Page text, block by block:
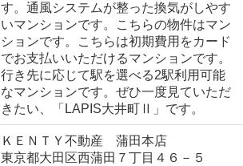
す。通風システムが整った換気がしやす
いマンションです。こちらの物件はマン
ションです。こちらは初期費用をカード
でお支払いいただけるマンションです。
行き先に応じて駅を選べる2駅利用可能
なマンションです。ぜひ一度見ていただ
きたい、「LAPIS大井町Ⅱ」です。
ＫＥＮＴＹ不動産 蒲田本店
東京都大田区西蒲田７丁目４６－５